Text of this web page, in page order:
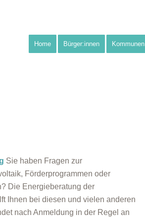
Home Bürger:innen Kommunen
Sie haben Fragen zur
Förderprogrammen oder
Die Energieberatung der
Ihnen bei diesen und vielen anderen
nach Anmeldung in der Regel an